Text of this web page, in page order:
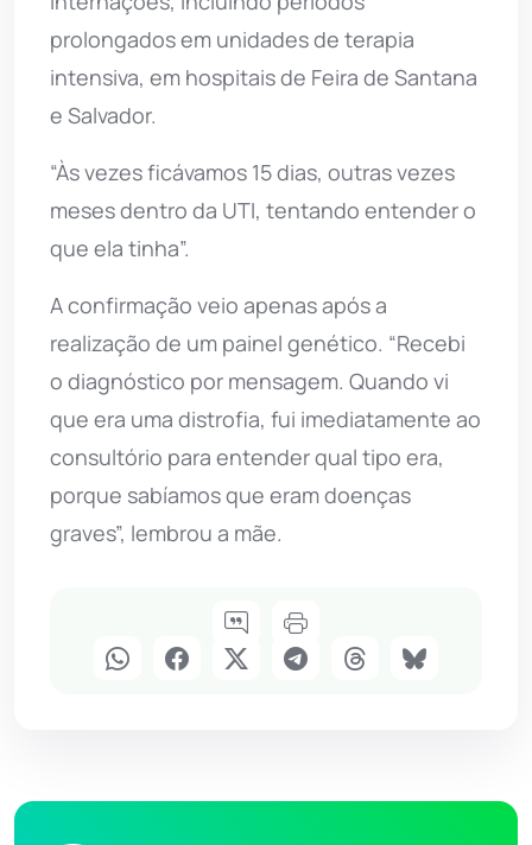
prolongados em unidades de terapia
intensiva, em hospitais de Feira de Santana
e Salvador.
“Às vezes ficávamos 15 dias, outras vezes
meses dentro da UTI, tentando entender o
que ela tinha”.
A confirmação veio apenas após a
realização de um painel genético. “Recebi
o diagnóstico por mensagem. Quando vi
que era uma distrofia, fui imediatamente ao
consultório para entender qual tipo era,
porque sabíamos que eram doenças
graves”, lembrou a mãe.